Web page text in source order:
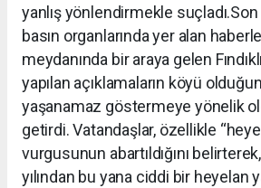
yanlış yönlendirmekle
basın organlarında yer alan
meydanında bir araya gelen
yapılan açıklamaların köyü
yaşanamaz göstermeye yönelik
getirdi. Vatandaşlar, özellikle
vurgusunun abartıldığını
yılından bu yana ciddi bir heyelan